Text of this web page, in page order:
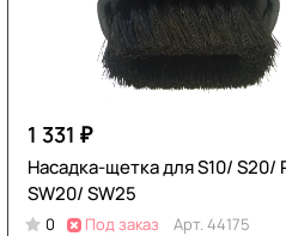
1 331 ₽
Насадка-щетка для S10/ S20/
SW20/ SW25
0 Под заказ Арт. 44175